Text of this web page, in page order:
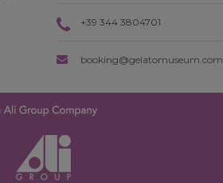
+39 344 3804701
booking@gelatomuseum.com